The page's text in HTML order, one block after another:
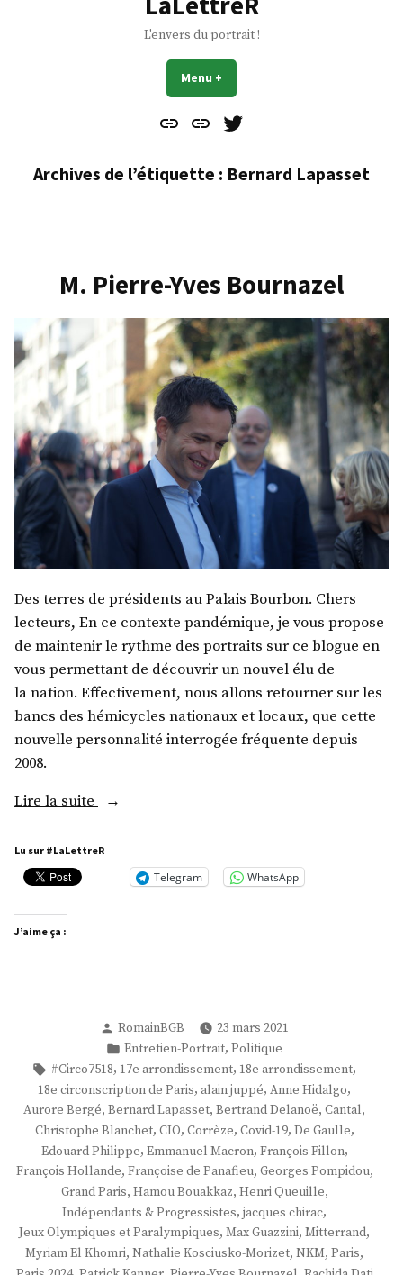
L'envers du portrait !
Menu +
Contact
À
Mes
Archives de l’étiquette : Bernard Lapasset
M. Pierre-Yves Bournazel
Des terres de présidents au Palais Bourbon. Chers
lecteurs, En ce contexte pandémique, je vous propose
de maintenir le rythme des portraits sur ce blogue en
vous permettant de découvrir un nouvel élu de
la nation. Effectivement, nous allons retourner sur les
bancs des hémicycles nationaux et locaux, que cette
nouvelle personnalité interrogée fréquente depuis
2008.
Lire la suite
« M.
Yves
Bournazel »
Lu sur #LaLettreR
Telegram WhatsApp
J’aime ça :
Publié
par
RomainBGB
23 mars 2021
Publié
dans
Entretien-Portrait, Politique
Étiquettes :
#Circo7518, 17e arrondissement, 18e arrondissement,
18e circonscription de Paris, alain juppé, Anne Hidalgo,
Aurore Bergé, Bernard Lapasset, Bertrand Delanoë, Cantal,
Christophe Blanchet, CIO, Corrèze, Covid-19, De Gaulle,
Edouard Philippe, Emmanuel Macron, François Fillon,
François Hollande, Françoise de Panafieu, Georges Pompidou,
Grand Paris, Hamou Bouakkaz, Henri Queuille,
Indépendants & Progressistes, jacques chirac,
Jeux Olympiques et Paralympiques, Max Guazzini, Mitterrand,
Myriam El Khomri, Nathalie Kosciusko-Morizet, NKM, Paris,